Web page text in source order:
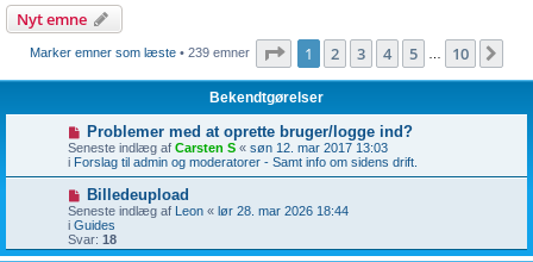
Nyt emne
Marker emner som læste • 239 emner Side af 10
1 2 3 4 5 10
Bekendtgørelser
Problemer med at oprette bruger/logge ind?
Seneste indlæg af Carsten S « søn 12. mar 2017 13:03
i Forslag til admin og moderatorer - Samt info om sidens drift.
Billedeupload
Seneste indlæg af Leon « lør 28. mar 2026 18:44
i Guides
Svar: 18